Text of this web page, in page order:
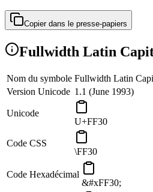
Copier dans le presse-papiers
Fullwidth Latin
Nom du symbole Fullwidth Latin
Version Unicode 1.1 (June 1993)
Unicode
U+FF30
Code CSS
\FF30
Code Hexadécimal
&#xFF30;